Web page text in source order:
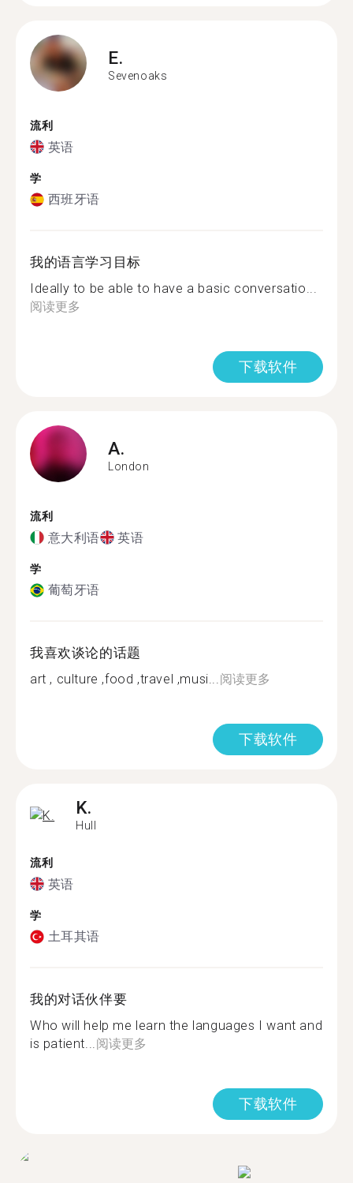
E.
Sevenoaks
流利
英语
学
西班牙语
我的语言学习目标
Ideally to be able to have a basic conversatio...
阅读更多
下载软件
A.
London
流利
意大利语 英语
学
葡萄牙语
我喜欢谈论的话题
art , culture ,food ,travel ,musi...阅读更多
下载软件
K.
Hull
流利
英语
学
土耳其语
我的对话伙伴要
Who will help me learn the languages I want and
is patient...阅读更多
下载软件